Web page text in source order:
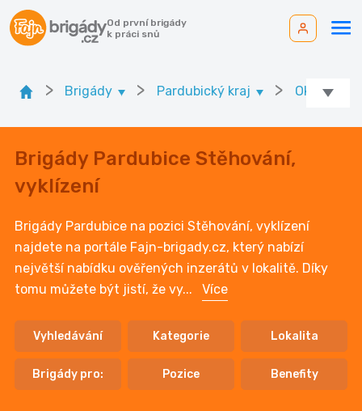
Od první brigády
k práci snů
> Brigády > Pardubický kraj > Ok.
Brigády Pardubice Stěhování,
vyklízení
Brigády Pardubice na pozici Stěhování, vyklízení
najdete na portále Fajn-brigady.cz, který nabízí
největší nabídku ověřených inzerátů v lokalitě. Díky
tomu můžete být jistí, že vy... Více
Vyhledávání Kategorie Lokalita
Brigády pro: Pozice Benefity